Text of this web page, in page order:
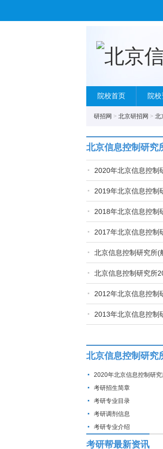
院校首页 院
研招网 > 北京研招网 > 北
北京信息控制研究
2020年北京信息控制
2019年北京信息控制
2018年北京信息控制
2017年北京信息控制
北京信息控制研究所(
北京信息控制研究所
2012年北京信息控制
2013年北京信息控制
北京信息控制研究
2020年北京信息控制研
考研招生简章
考研专业目录
考研调剂信息
考研专业介绍
考研帮最新资讯